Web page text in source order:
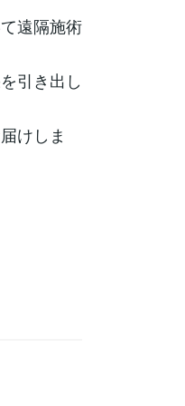
遠隔施術
引き出し
けしま